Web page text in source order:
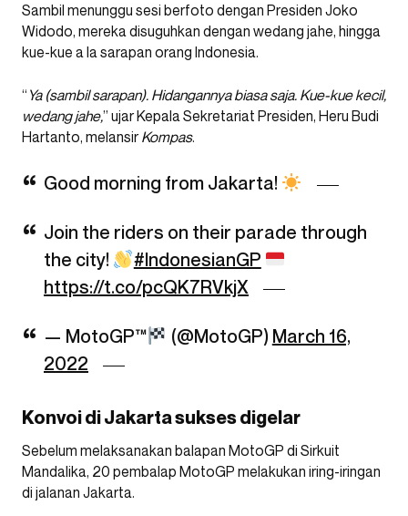
Sambil menunggu sesi berfoto dengan Presiden Joko
Widodo, mereka disuguhkan dengan wedang jahe, hingga
kue-kue a la sarapan orang Indonesia.
“ Ya (sambil sarapan). Hidangannya biasa saja. Kue-kue kecil,
wedang jahe,” ujar Kepala Sekretariat Presiden, Heru Budi
Hartanto, melansir Kompas.
Good morning from Jakarta!
Join the riders on their parade through
the city!
#IndonesianGP
https://t.co/pcQK7RVkjX
— MotoGP™ (@MotoGP) March 16,
2022
Konvoi di Jakarta sukses digelar
Sebelum melaksanakan balapan MotoGP di Sirkuit
Mandalika, 20 pembalap MotoGP melakukan iring-iringan
di jalanan Jakarta.